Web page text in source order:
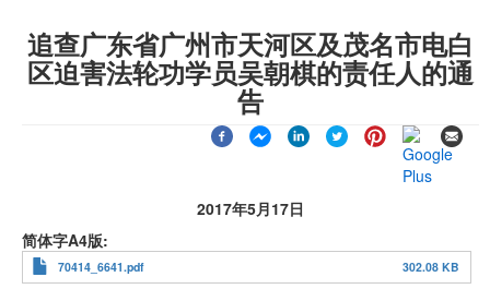
追查广东省广州市天河区及茂名市电白
区迫害法轮功学员吴朝棋的责任人的通
告
2017年5月17日
简体字A4版
70414_6641.pdf 302.08 KB